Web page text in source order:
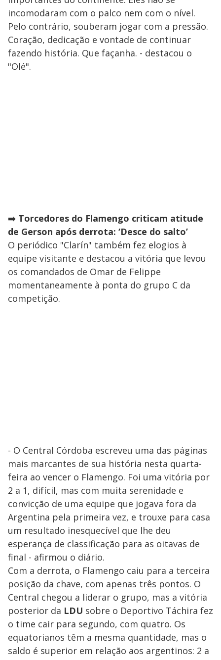
incomodaram com o palco nem com o nível.
Pelo contrário, souberam jogar com a pressão.
Coração, dedicação e vontade de continuar
fazendo história. Que façanha. - destacou o
"Olé".
➡️ Torcedores do Flamengo criticam atitude
de Gerson após derrota: ‘Desce do salto’
O periódico "Clarín" também fez elogios à
equipe visitante e destacou a vitória que levou
os comandados de Omar de Felippe
momentaneamente à ponta do grupo C da
competição.
- O Central Córdoba escreveu uma das páginas
mais marcantes de sua história nesta quarta-
feira ao vencer o Flamengo. Foi uma vitória por
2 a 1, difícil, mas com muita serenidade e
convicção de uma equipe que jogava fora da
Argentina pela primeira vez, e trouxe para casa
um resultado inesquecível que lhe deu
esperança de classificação para as oitavas de
final - afirmou o diário.
Com a derrota, o Flamengo caiu para a terceira
posição da chave, com apenas três pontos. O
Central chegou a liderar o grupo, mas a vitória
posterior da LDU sobre o Deportivo Táchira fez
o time cair para segundo, com quatro. Os
equatorianos têm a mesma quantidade, mas o
saldo é superior em relação aos argentinos: 2 a